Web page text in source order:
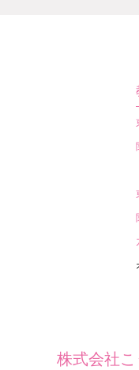
株式会社こ